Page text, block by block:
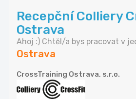
Recepční Colliery
Ostrava
Ahoj :) Chtěl/a bys pracovat v
Ostrava
CrossTraining Ostrava, s.r.o.